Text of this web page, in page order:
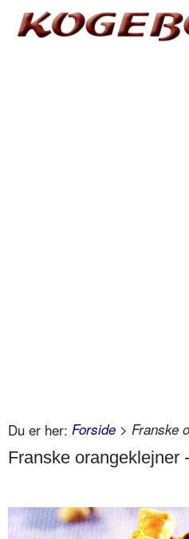
Du er her: Forside > Franske
Franske orangeklejner